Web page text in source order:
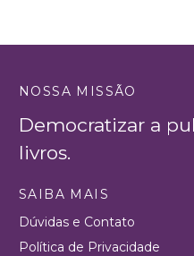
NOSSA MISSÃO
Democratizar a
livros.
SAIBA MAIS
Dúvidas e Contato
Política de Privacidade